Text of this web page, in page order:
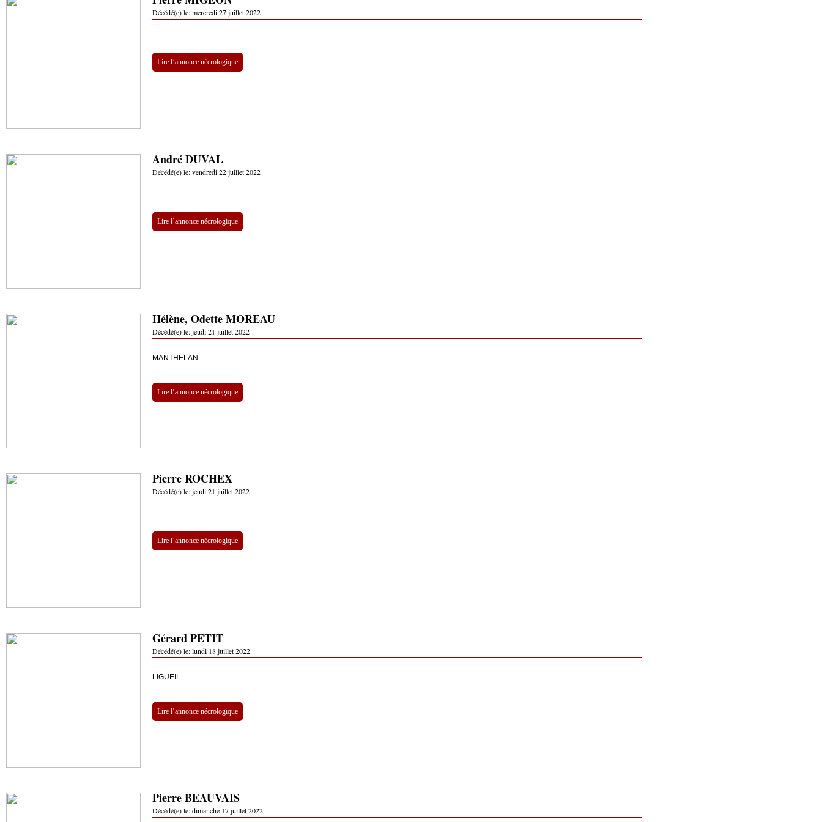
Décédé(e) le:mercredi 27 juillet 2022
Lire l’annonce nécrologique
André DUVAL
Décédé(e) le:vendredi 22 juillet 2022
Lire l’annonce nécrologique
Hélène, Odette MOREAU
Décédé(e) le:jeudi 21 juillet 2022
MANTHELAN
Lire l’annonce nécrologique
Pierre ROCHEX
Décédé(e) le:jeudi 21 juillet 2022
Lire l’annonce nécrologique
Gérard PETIT
Décédé(e) le:lundi 18 juillet 2022
LIGUEIL
Lire l’annonce nécrologique
Pierre BEAUVAIS
Décédé(e) le:dimanche 17 juillet 2022